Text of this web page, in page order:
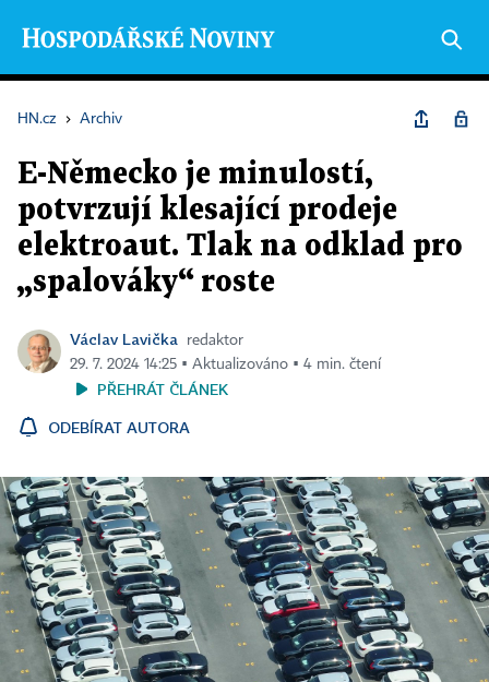
HN.cz › Archiv
E-Německo je minulostí,
potvrzují klesající prodeje
elektroaut. Tlak na odklad pro
„spalováky“ roste
Václav Lavička
redaktor
29. 7. 2024 14:25 ▪ Aktualizováno ▪ 4 min. čtení
PŘEHRÁT ČLÁNEK
ODEBÍRAT AUTORA